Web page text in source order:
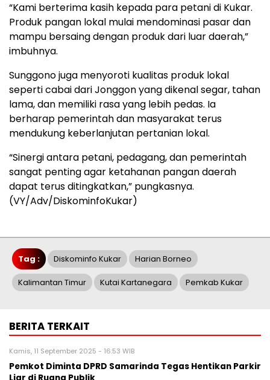
“Kami berterima kasih kepada para petani di Kukar.
Produk pangan lokal mulai mendominasi pasar dan
mampu bersaing dengan produk dari luar daerah,”
imbuhnya.
Sunggono juga menyoroti kualitas produk lokal
seperti cabai dari Jonggon yang dikenal segar, tahan
lama, dan memiliki rasa yang lebih pedas. Ia
berharap pemerintah dan masyarakat terus
mendukung keberlanjutan pertanian lokal.
“Sinergi antara petani, pedagang, dan pemerintah
sangat penting agar ketahanan pangan daerah
dapat terus ditingkatkan,” pungkasnya.
(VY/Adv/DiskominfoKukar)
Tag : Diskominfo Kukar Harian Borneo
Kalimantan Timur Kutai Kartanegara Pemkab Kukar
BERITA TERKAIT
Kamis, 11 September 2025 - 16:53 WIB
Pemkot Diminta DPRD Samarinda Tegas Hentikan Parkir